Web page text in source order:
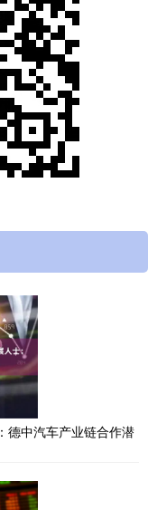
德中汽车产业链合作潜